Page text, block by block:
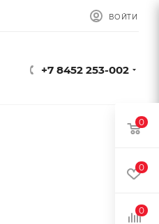
ВОЙТИ
+7 8452 253-002
0
0
0